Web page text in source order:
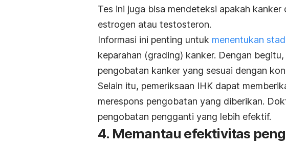
Tes ini juga bisa mendeteksi apakah
estrogen atau testosteron.
Informasi ini penting untuk menentukan
keparahan (grading) kanker. Dengan begitu,
pengobatan kanker yang sesuai dengan
Selain itu, pemeriksaan IHK dapat
merespons pengobatan yang diberikan.
pengobatan pengganti yang lebih efektif.
4. Memantau efektivitas